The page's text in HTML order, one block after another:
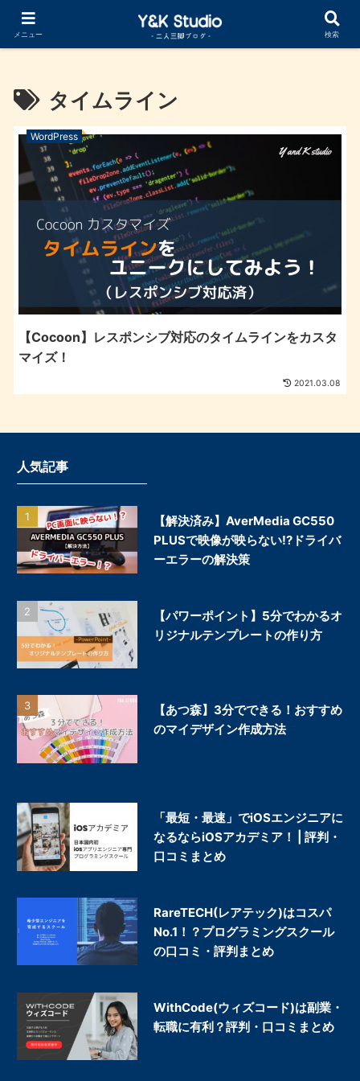
Cocoonカスタマイズ まとめ記事公開中
タイムライン
WordPress
【Cocoon】レスポンシブ対応のタイムラインをカスタ
マイズ！
2021.03.08
人気記事
【解決済み】AverMedia GC550
PLUSで映像が映らない!?ドライバ
ーエラーの解決策
【パワーポイント】5分でわかるオ
リジナルテンプレートの作り方
【あつ森】3分でできる！おすすめ
のマイデザイン作成方法
「最短・最速」でiOSエンジニアに
なるならiOSアカデミア！ | 評判・
口コミまとめ
RareTECH(レアテック)はコスパ
No.1！？プログラミングスクール
の口コミ・評判まとめ
WithCode(ウィズコード)は副業・
転職に有利？評判・口コミまとめ
メニュー 検索